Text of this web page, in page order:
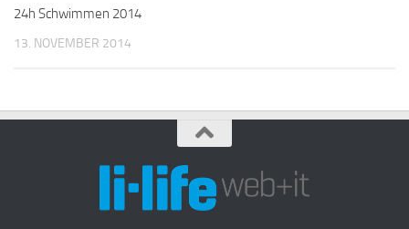
24h Schwimmen 2014
13. NOVEMBER 2014